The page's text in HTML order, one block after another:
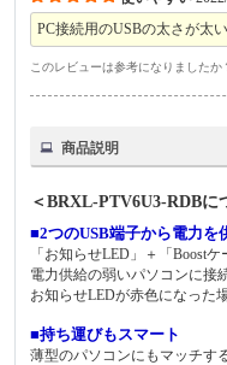
PC接続用のUSBの太さが太
このレビューは参考になりましたか
商品説明
＜BRXL-PTV6U3-RDBに
■2つのUSB端子から電力を
「お知らせLED」＋「Boost
電力供給の弱いパソコンに接
お知らせLEDが赤色になった
■持ち運びもスマート
薄型のパソコンにもマッチす